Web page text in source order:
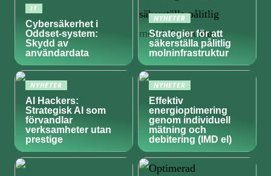
IT
Cybersäkerhet i
Oddset-system:
Skydd av
användardata
NYHETER
Strategier för att
säkerställa pålitlig
molninfrastruktur
NYHETER
AI Hackers:
Strategisk AI som
förvandlar
verksamheter utan
prestige
NYHETER
Effektiv
energioptimering
genom individuell
mätning och
debitering (IMD el)